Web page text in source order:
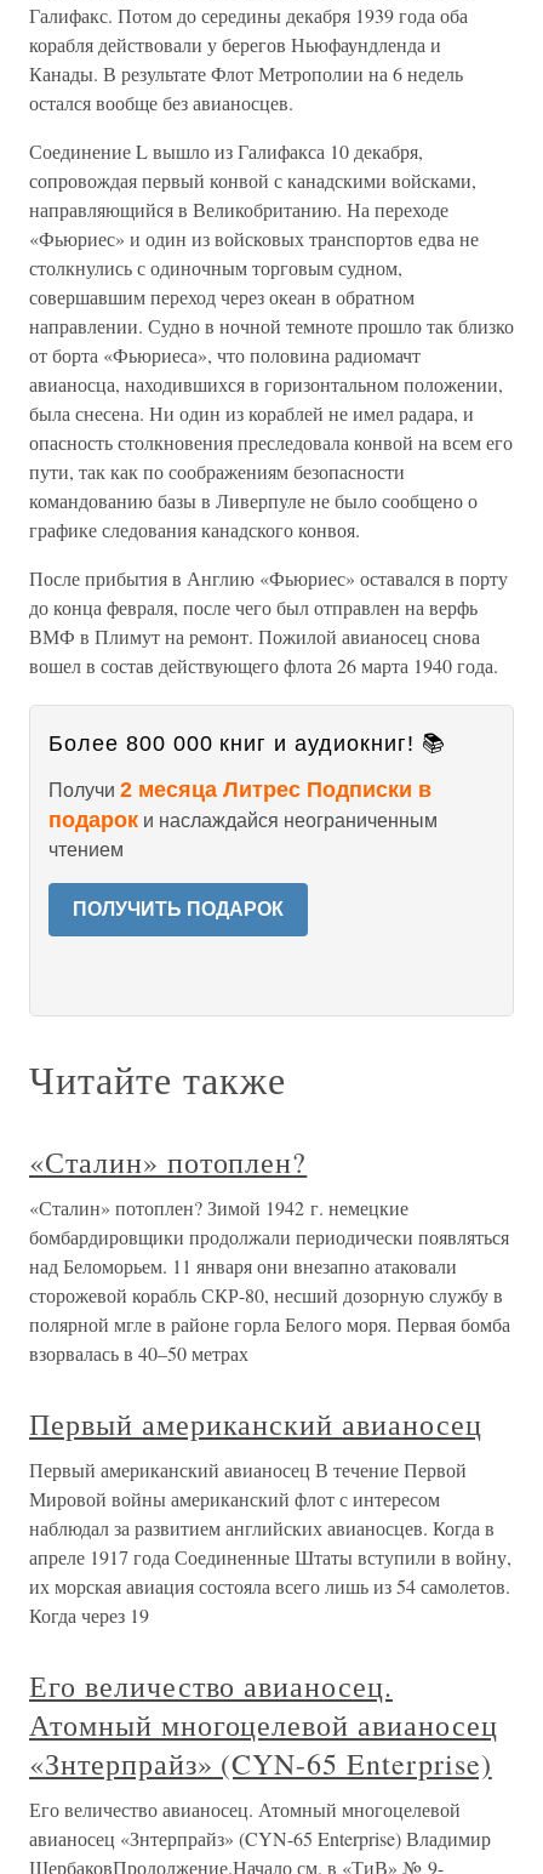
Галифакс. Потом до середины декабря 1939 года оба
корабля действовали у берегов Ньюфаундленда и
Канады. В результате Флот Метрополии на 6 недель
остался вообще без авианосцев.
Соединение L вышло из Галифакса 10 декабря,
сопровождая первый конвой с канадскими войсками,
направляющийся в Великобританию. На переходе
«Фьюриес» и один из войсковых транспортов едва не
столкнулись с одиночным торговым судном,
совершавшим переход через океан в обратном
направлении. Судно в ночной темноте прошло так близко
от борта «Фьюриеса», что половина радиомачт
авианосца, находившихся в горизонтальном положении,
была снесена. Ни один из кораблей не имел радара, и
опасность столкновения преследовала конвой на всем его
пути, так как по соображениям безопасности
командованию базы в Ливерпуле не было сообщено о
графике следования канадского конвоя.
После прибытия в Англию «Фьюриес» оставался в порту
до конца февраля, после чего был отправлен на верфь
ВМФ в Плимут на ремонт. Пожилой авианосец снова
вошел в состав действующего флота 26 марта 1940 года.
Более 800 000 книг и аудиокниг! 📚
Получи 2 месяца Литрес Подписки в
подарок и наслаждайся неограниченным
чтением
ПОЛУЧИТЬ ПОДАРОК
Читайте также
«Сталин» потоплен?
«Сталин» потоплен? Зимой 1942 г. немецкие
бомбардировщики продолжали периодически появляться
над Беломорьем. 11 января они внезапно атаковали
сторожевой корабль СКР-80, несший дозорную службу в
полярной мгле в районе горла Белого моря. Первая бомба
взорвалась в 40–50 метрах
Первый американский авианосец
Первый американский авианосец В течение Первой
Мировой войны американский флот с интересом
наблюдал за развитием английских авианосцев. Когда в
апреле 1917 года Соединенные Штаты вступили в войну,
их морская авиация состояла всего лишь из 54 самолетов.
Когда через 19
Его величество авианосец.
Атомный многоцелевой авианосец
«Знтерпрайз» (CYN-65 Enterprise)
Его величество авианосец. Атомный многоцелевой
авианосец «Знтерпрайз» (CYN-65 Enterprise) Владимир
ЩербаковПродолжение.Начало см. в «ТиВ» № 9-